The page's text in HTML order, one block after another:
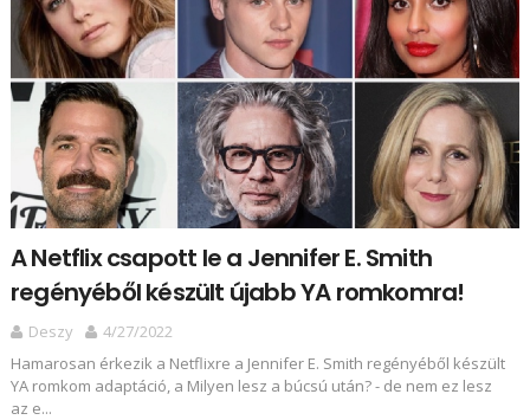
A Netflix csapott le a Jennifer E. Smith
regényéből készült újabb YA romkomra!
Deszy
4/27/2022
Hamarosan érkezik a Netflixre a Jennifer E. Smith regényéből készült
YA romkom adaptáció, a Milyen lesz a búcsú után? - de nem ez lesz
az e...